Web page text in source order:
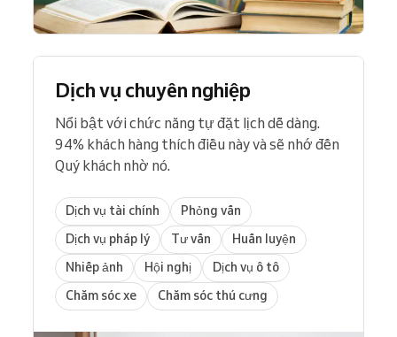
Dịch vụ chuyên nghiệp
Nổi bật với chức năng tự đặt lịch dễ dàng.
94% khách hàng thích điều này và sẽ nhớ đến
Quý khách nhờ nó.
Dịch vụ tài chính
Phỏng vấn
Dịch vụ pháp lý
Tư vấn
Huấn luyện
Nhiếp ảnh
Hội nghị
Dịch vụ ô tô
Chăm sóc xe
Chăm sóc thú cưng